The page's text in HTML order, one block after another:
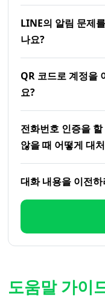
LINE의 알림 문제
나요?
QR 코드로 계정을
요?
전화번호 인증을
않을 때 어떻게 대
대화 내용을 이전
도움말 가이